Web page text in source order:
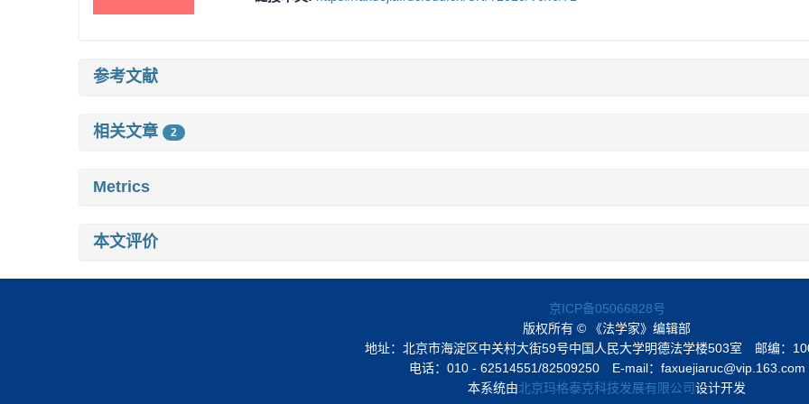
参考文献
相关文章 2
Metrics
本文评价
京ICP备05066828号
版权所有 © 《法学家》编辑部
地址：北京市海淀区中关村大街59号中国人民大学明德法学楼503室 邮编：
电话：010 - 62514551/82509250 E-mail：faxuejiaruc@vip.163.com
本系统由北京玛格泰克科技发展有限公司设计开发